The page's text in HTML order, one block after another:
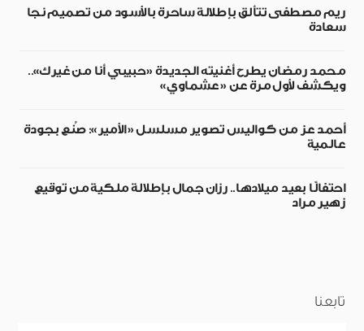
ريم مصطفى تتألق بإطلالة ساحرة بالأسود من تصميم نجا
سعادة
محمد رمضان يطرح أغنيته الجديدة «حبيبي أنا من غيرك»..
ويكشف لأول مرة عن «عشماوي»
أحمد عز من كواليس تصوير مسلسل «الأمير»: صُنع بجودة
عالمية
احتفالًا بعيد ميلادها.. رزان جمال بإطلالة ملكية من توقيع
زهير مراد
تابعنا